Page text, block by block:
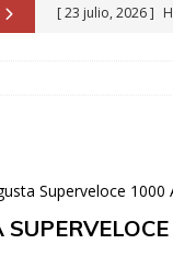
[ 23 julio, 2026 ]